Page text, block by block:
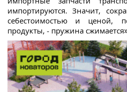
импортируются. Значит,
себестоимостью и ценой,
продукты, - пружина